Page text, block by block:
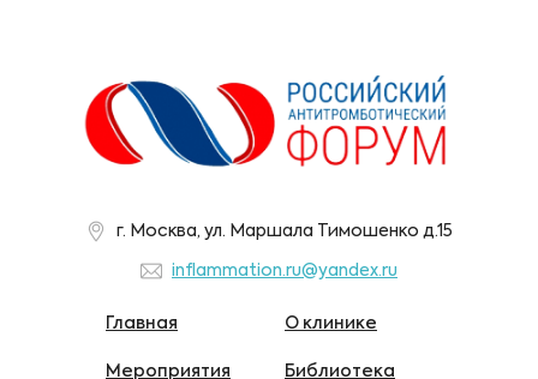
г. Москва, ул. Маршала Тимошенко д.15
inflammation.ru@yandex.ru
Главная
Мероприятия
О клинике
Библиотека